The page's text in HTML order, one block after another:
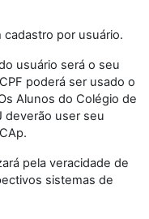
cadastro por usuário.
usuário será o seu
poderá ser usado o
Alunos do Colégio de
deverão user seu
pela veracidade de
sistemas de